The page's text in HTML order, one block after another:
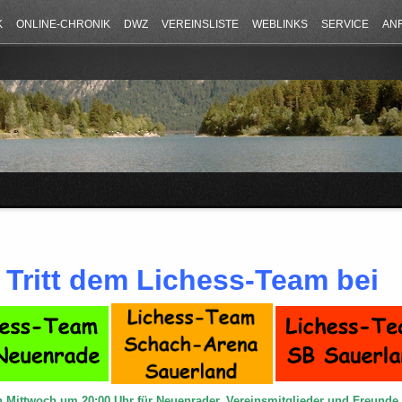
ONLINE-CHRONIK DWZ VEREINSLISTE WEBLINKS SERVICE
Tritt dem Lichess-Team bei